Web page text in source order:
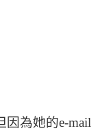
因為她的e-mail